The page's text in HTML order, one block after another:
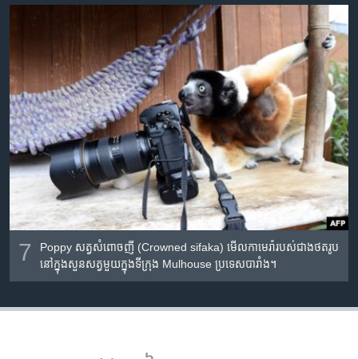
7
Poppy សត្វ​សំពោច​ញី (Crowned sifaka​) មើល​កាមេរ៉ា​របស់​ជាង​ថត​រូប​
នៅ​ក្នុង​សួន​សត្វ​មួយ​ក្នុង​ទីក្រុង​​ Mulhouse ប្រទេស​បារាំង។